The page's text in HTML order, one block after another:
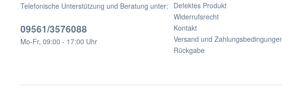
Telefonische Unterstützung und Beratung unter:
09561/3576088
Mo-Fr, 09:00 - 17:00 Uhr
Defektes Produkt
Widerrufsrecht
Kontakt
Versand und
Rückgabe